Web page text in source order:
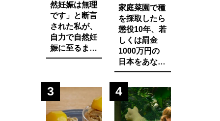
然妊娠は無理
です」と断言
された私が、
自力で自然妊
娠に至るまで
に実践した生
物の改善・身
体の変化につ
いてお話しし
ます。
家庭菜園で種
を採取したら
懲役10年、若
しくは罰金
1000万円の
日本をあなた
は想像できま
すか？今まで
登録品種のみ
禁止されてい
た種採りや脇
3 4